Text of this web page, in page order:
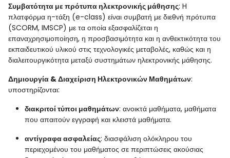
Συμβατότητα με πρότυπα ηλεκτρονικής μάθησης: H
πλατφόρμα η-τάξη (e-class) είναι συμβατή με διεθνή πρότυπα
(SCORM, IMSCP) με τα οποία εξασφαλίζεται η
επαναχρησιμοποίηση, η προσβασιμότητα και η ανθεκτικότητα του
εκπαιδευτικού υλικού στις τεχνολογικές μεταβολές, καθώς και η
διαλειτουργικότητα μεταξύ συστημάτων ηλεκτρονικής μάθησης.
Δημιουργία & Διαχείριση Ηλεκτρονικών Μαθημάτων:
υποστηρίζονται:
διακριτοί τύποι μαθημάτων: ανοικτά μαθήματα, μαθήματα
που απαιτούν εγγραφή και κλειστά μαθήματα.
αντίγραφα ασφαλείας: διασφάλιση ολόκληρου του
περιεχομένου του μαθήματος σε περιπτώσεις ακούσιας